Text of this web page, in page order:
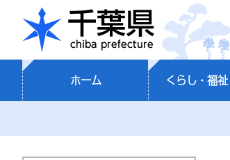
千葉県
ホーム くらし・福